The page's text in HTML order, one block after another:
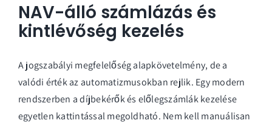
NAV-álló számlázás és
kintlévőség kezelés
A jogszabályi megfelelőség alapkövetelmény, de a
valódi érték az automatizmusokban rejlik. Egy modern
rendszerben a díjbekérők és előlegszámlák kezelése
egyetlen kattintással megoldható. Nem kell manuálisan